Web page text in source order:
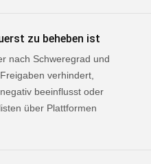
zu beheben ist
nach Schweregrad und
verhindert,
beeinflusst oder
über Plattformen